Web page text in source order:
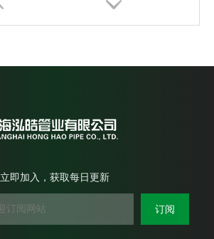
立即加入，获取每日更新
订阅